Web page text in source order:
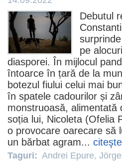
Debutul
pe
diasporei. În mijlocul
întoarce în țară de la
botezul fiului celui mai
în spatele cadourilor și
monstruoasă,
soția lui, Nicoleta (Ofelia
o provocare oarecare să
un bărbat agram... citeşte
Taguri: Andrei Epure,